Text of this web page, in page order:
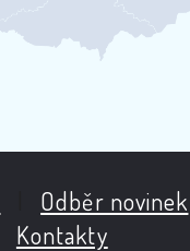
Odběr novinek
Kontakty